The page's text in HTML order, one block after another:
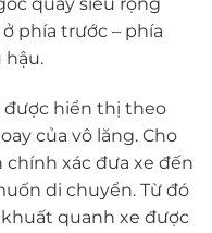
phía trước – phía
hậu.
được hiển thị theo
của vô lăng. Cho
xác đưa xe đến
di chuyển. Từ đó
quanh xe được